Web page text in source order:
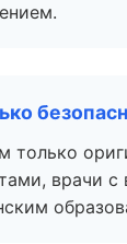
только
врачи